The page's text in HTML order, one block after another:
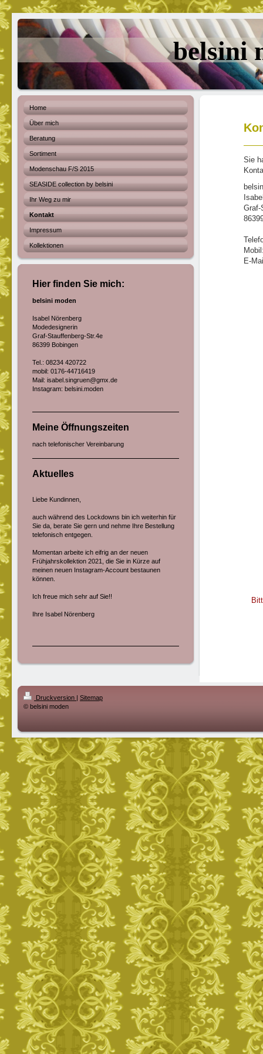
belsini
Home
Über mich
Beratung
Sortiment
Modenschau F/S 2015
SEASIDE collection by belsini
Ihr Weg zu mir
Kontakt
Impressum
Kollektionen
Hier finden Sie mich:
belsini moden
Isabel Nörenberg
Modedesignerin
Graf-Stauffenberg-Str.4e
86399 Bobingen
Tel.: 08234 420722
mobil: 0176-44716419
Mail: isabel.singruen@gmx.de
Instagram: belsini.moden
Meine Öffnungszeiten
nach telefonischer Vereinbarung
Aktuelles
Liebe Kundinnen,
auch während des Lockdowns bin ich weiterhin für
Sie da, berate Sie gern und nehme Ihre Bestellung
telefonisch entgegen.
Momentan arbeite ich eifrig an der neuen
Frühjahrskollektion 2021, die Sie in Kürze auf
meinen neuen Instagram-Account bestaunen
können.
Ich freue mich sehr auf Sie!!
Ihre Isabel Nörenberg
Sie
Graf-
E-
Druckversion | Sitemap
© belsini moden